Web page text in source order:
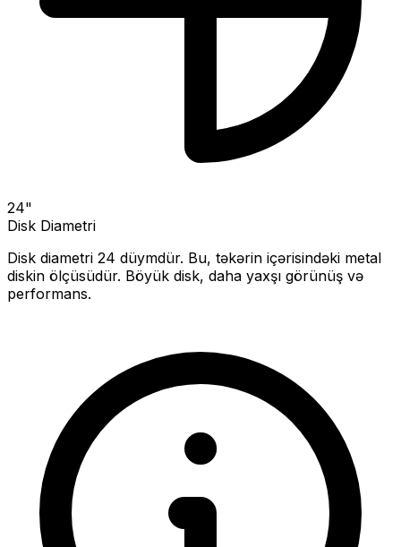
24"
Disk Diametri
Disk diametri 24 düymdür. Bu, təkərin içərisindəki metal
diskin ölçüsüdür. Böyük disk, daha yaxşı görünüş və
performans.